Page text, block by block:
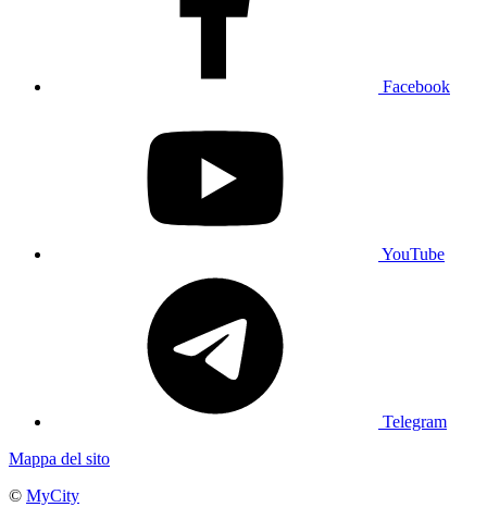
Facebook
YouTube
Telegram
Mappa del sito
© MyCity